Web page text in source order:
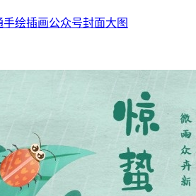
绘插画公众号封面大图